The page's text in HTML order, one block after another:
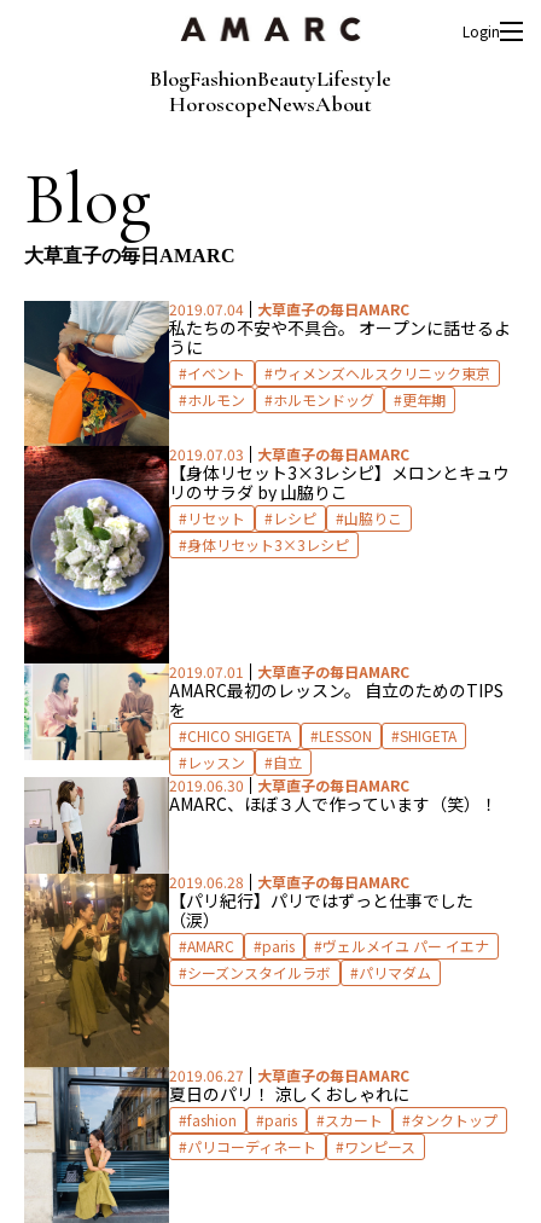
BlogFashionBeautyLifestyle
HoroscopeNewsAbout
Login
Blog
大草直子の毎日AMARC
2019.07.04 大草直子の毎日AMARC
私たちの不安や不具合。 オープンに話せるよ
うに
イベント
ウィメンズヘルスクリニック東京
ホルモン
ホルモンドッグ 更年期
2019.07.03 大草直子の毎日AMARC
【身体リセット3×3レシピ】メロンとキュウ
リのサラダ by 山脇りこ
リセット レシピ
山脇りこ
身体リセット3×3レシピ
2019.07.01 大草直子の毎日AMARC
AMARC最初のレッスン。 自立のためのTIPS
を
CHICO SHIGETA LESSON
SHIGETA
レッスン
自立
2019.06.30
大草直子の毎日AMARC
AMARC、ほぼ３人で作っています（笑）！
2019.06.28 大草直子の毎日AMARC
【パリ紀行】パリではずっと仕事でした
（涙）
AMARC paris
ヴェルメイユ パー イエナ
シーズンスタイルラボ
パリマダム
2019.06.27 大草直子の毎日AMARC
夏日のパリ！ 涼しくおしゃれに
fashion paris スカート
タンクトップ
パリコーディネート
ワンピース